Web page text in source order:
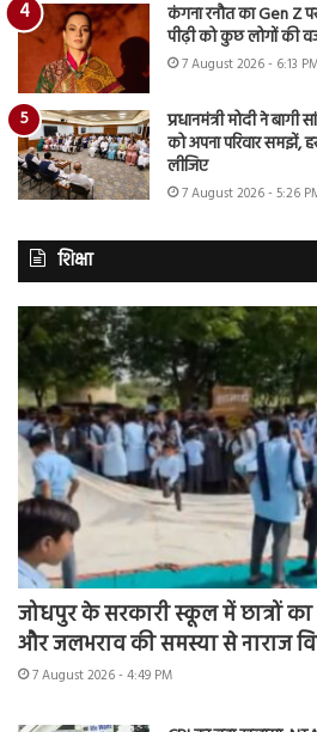
कंगना रनौत का Gen Z
पीढ़ी को कुछ लोगों की
7 August 2026 - 6:13
प्रधानमंत्री मोदी ने
को अपना परिवार
लीजिए
7 August 2026 - 5:26
शिक्षा
जोधपुर के सरकारी स्कूल में छात्रों का
और जलभराव की समस्या से नाराज
7 August 2026 - 4:49 PM